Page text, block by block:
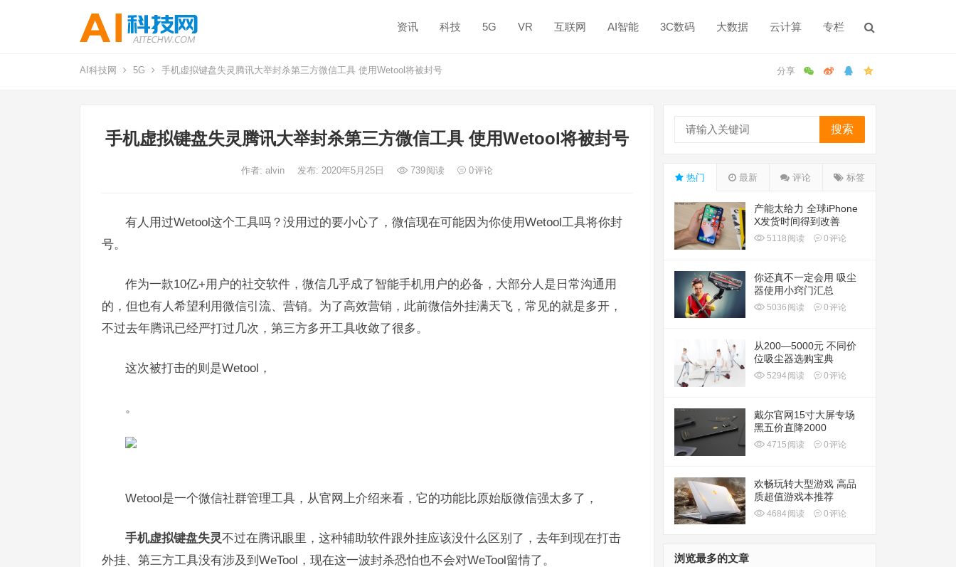
资讯 科技 5G VR 互联网 AI智能 3C数码 大数据 云计算 专栏
AI科技网 5G 手机虚拟键盘失灵腾讯大举封杀第三方微信工具 使用Wetool将被封号
手机虚拟键盘失灵腾讯大举封杀第三方微信工具 使用Wetool将被封号
作者: alvin 发布: 2020年5月25日 739阅读 0评论
有人用过Wetool这个工具吗？没用过的要小心了，微信现在可能因为你使用Wetool工具将你封
号。
作为一款10亿+用户的社交软件，微信几乎成了智能手机用户的必备，大部分人是日常沟通用
的，但也有人希望利用微信引流、营销。为了高效营销，此前微信外挂满天飞，常见的就是多开，
不过去年腾讯已经严打过几次，第三方多开工具收敛了很多。
这次被打击的则是Wetool，
。
Wetool是一个微信社群管理工具，从官网上介绍来看，它的功能比原始版微信强太多了，
手机虚拟键盘失灵不过在腾讯眼里，这种辅助软件跟外挂应该没什么区别了，去年到现在打击
外挂、第三方工具没有涉及到WeTool，现在这一波封杀恐怕也不会对WeTool留情了。
搜索
热门 最新 评论 标签
产能太给力 全球iPhone
X发货时间得到改善
5118 阅读 0评论
你还真不一定会用 吸尘
器使用小窍门汇总
5036 阅读 0评论
从200—5000元 不同价
位吸尘器选购宝典
5294 阅读 0评论
戴尔官网15寸大屏专场
黑五价直降2000
4715 阅读 0评论
欢畅玩转大型游戏 高品
质超值游戏本推荐
4684 阅读 0评论
浏览最多的文章